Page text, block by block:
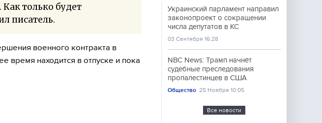
только будет
писатель.
военного контракта в
время находится в отпуске и пока
Украинский парламент направил
законопроект о сокращении
числа депутатов в КС
03 Сентября 16:28
NBC News: Трамп начнёт
судебные преследования
пропалестинцев в США
Общество 25 Ноября 10:05
Все новости